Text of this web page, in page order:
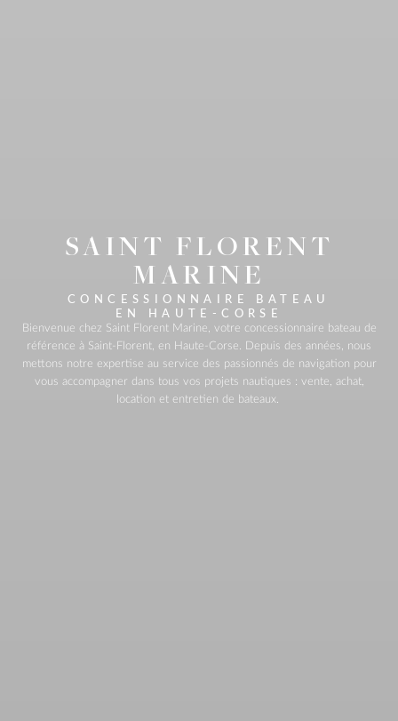
CONCESSIONNAIRE BATEAU
EN HAUTE‑CORSE
SAINT FLORENT
MARINE
Bienvenue chez Saint Florent Marine, votre concessionnaire bateau de
référence à Saint‑Florent, en Haute‑Corse. Depuis des années, nous
mettons notre expertise au service des passionnés de navigation pour
vous accompagner dans tous vos projets nautiques : vente, achat,
location et entretien de bateaux.